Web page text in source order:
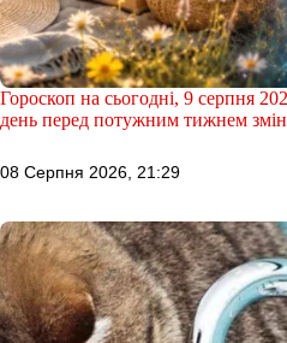
Гороскоп на сьогодні, 9 серпня
день перед потужним тижнем змін
08 Серпня 2026, 21:29